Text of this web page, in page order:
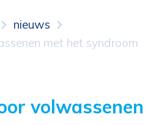
nieuws
met het syndroom
volwassenen